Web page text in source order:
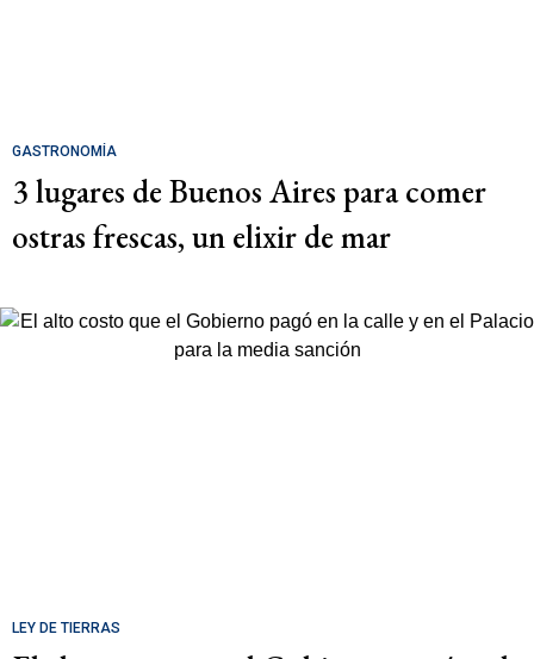
GASTRONOMÍA
3 lugares de Buenos Aires para comer
ostras frescas, un elixir de mar
LEY DE TIERRAS